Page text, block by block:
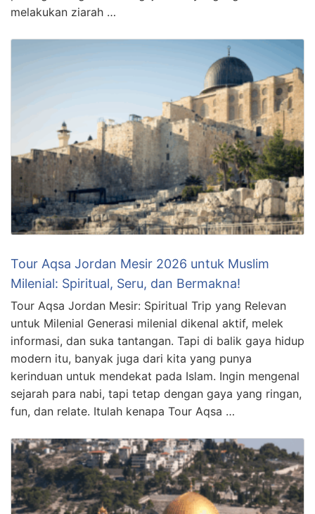
melakukan ziarah …
Tour Aqsa Jordan Mesir 2026 untuk Muslim
Milenial: Spiritual, Seru, dan Bermakna!
Tour Aqsa Jordan Mesir: Spiritual Trip yang Relevan
untuk Milenial Generasi milenial dikenal aktif, melek
informasi, dan suka tantangan. Tapi di balik gaya hidup
modern itu, banyak juga dari kita yang punya
kerinduan untuk mendekat pada Islam. Ingin mengenal
sejarah para nabi, tapi tetap dengan gaya yang ringan,
fun, dan relate. Itulah kenapa Tour Aqsa …